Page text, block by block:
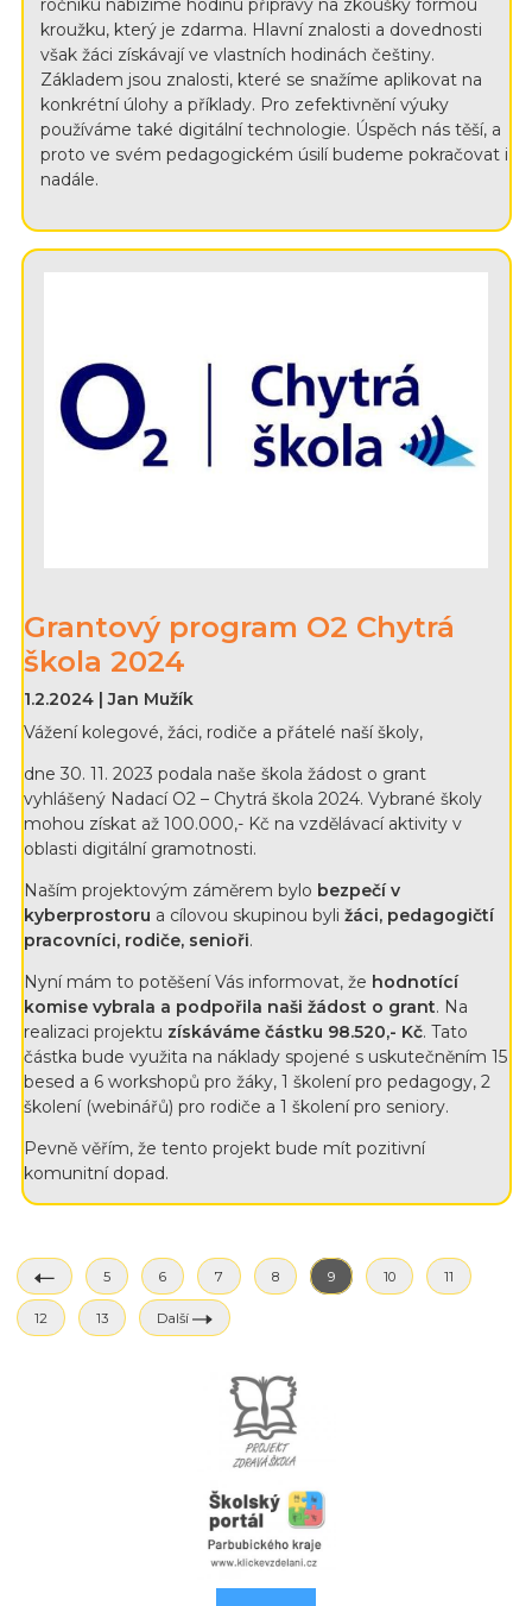
ročníku nabízíme hodinu přípravy na zkoušky formou
kroužku, který je zdarma. Hlavní znalosti a dovednosti
však žáci získávají ve vlastních hodinách češtiny.
Základem jsou znalosti, které se snažíme aplikovat na
konkrétní úlohy a příklady. Pro zefektivnění výuky
používáme také digitální technologie. Úspěch nás těší, a
proto ve svém pedagogickém úsilí budeme pokračovat i
nadále.
Grantový program O2 Chytrá
škola 2024
1.2.2024 | Jan Mužík
Vážení kolegové, žáci, rodiče a přátelé naší školy,
dne 30. 11. 2023 podala naše škola žádost o grant
vyhlášený Nadací O2 – Chytrá škola 2024. Vybrané školy
mohou získat až 100.000,- Kč na vzdělávací aktivity v
oblasti digitální gramotnosti.
Naším projektovým záměrem bylo bezpečí v
kyberprostoru a cílovou skupinou byli žáci, pedagogičtí
pracovníci, rodiče, senioři.
Nyní mám to potěšení Vás informovat, že hodnotící
komise vybrala a podpořila naši žádost o grant. Na
realizaci projektu získáváme částku 98.520,- Kč. Tato
částka bude využita na náklady spojené s uskutečněním 15
besed a 6 workshopů pro žáky, 1 školení pro pedagogy, 2
školení (webinářů) pro rodiče a 1 školení pro seniory.
Pevně věřím, že tento projekt bude mít pozitivní
komunitní dopad.
5 6 7 8 9 10 11
12 13 Další